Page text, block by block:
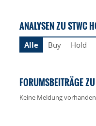
ANALYSEN ZU STWC
Alle Buy Hold
FORUMSBEITRÄGE
Keine Meldung vorhanden